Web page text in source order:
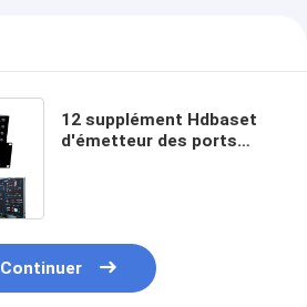
12 supplément Hdbaset
d'émetteur des ports
Continuer